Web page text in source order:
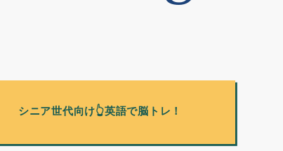
シニア世代向け👆英語で脳トレ！